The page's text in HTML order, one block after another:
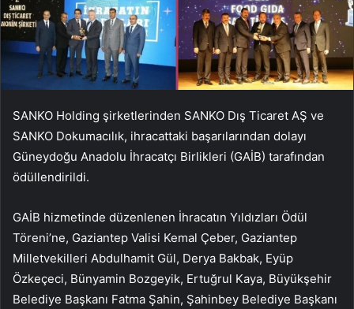
SANKO Holding şirketlerinden SANKO Dış Ticaret AŞ ve
SANKO Dokumacılık, ihracattaki başarılarından dolayı
Güneydoğu Anadolu İhracatçı Birlikleri (GAİB) tarafından
ödüllendirildi.
GAİB hizmetinde düzenlenen İhracatın Yıldızları Ödül
Töreni’ne, Gaziantep Valisi Kemal Çeber, Gaziantep
Milletvekilleri Abdulhamit Gül, Derya Bakbak, Eyüp
Özkeçeci, Bünyamin Bozgeyik, Ertuğrul Kaya, Büyükşehir
Belediye Başkanı Fatma Şahin, Şahinbey Belediye Başkanı